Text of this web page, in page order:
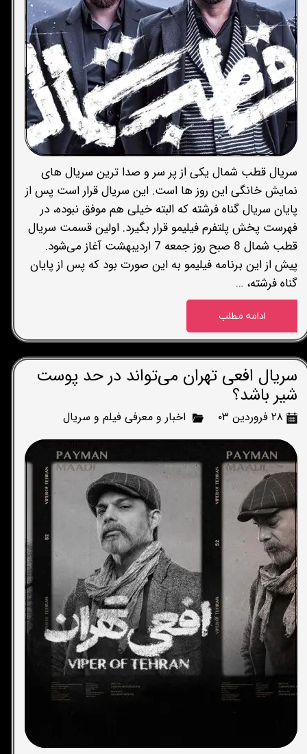
سریال قطب شمال یکی از پر سر و صدا ترین سریال های
نمایش خانگی این روز ها است. این سریال قرار است پس از
پایان سریال گناه فرشته که البته خیلی هم موفق نبوده، در
فهرست پخش پلتفرم فیلیمو قرار بگیرد. اولین قسمت سریال
قطب شمال 8 صبح روز جمعه 7 اردیبهشت آغاز می‌شود.
پیش از این برنامه فیلیمو به این صورت بود که پس از پایان
گناه فرشته، …
ادامه مطلب
سریال افعی تهران می‌تواند در حد پوست
شیر باشد؟
۲۸ فروردین ۰۳ اخبار و معرفی فیلم و سریال